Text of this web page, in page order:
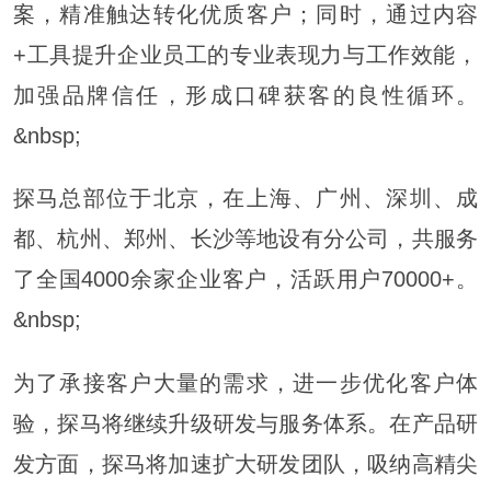
案，精准触达转化优质客户；同时，通过内容
+工具提升企业员工的专业表现力与工作效能，
加强品牌信任，形成口碑获客的良性循环。
&nbsp;
探马总部位于北京，在上海、广州、深圳、成
都、杭州、郑州、长沙等地设有分公司，共服务
了全国4000余家企业客户，活跃用户70000+。
&nbsp;
为了承接客户大量的需求，进一步优化客户体
验，探马将继续升级研发与服务体系。在产品研
发方面，探马将加速扩大研发团队，吸纳高精尖